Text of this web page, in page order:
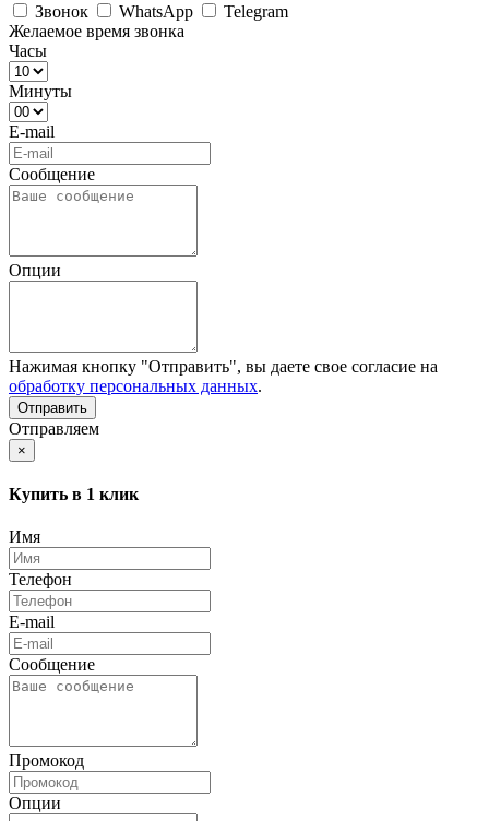
Звонок
WhatsApp
Telegram
Желаемое время звонка
Часы
Минуты
E-mail
Сообщение
Опции
Нажимая кнопку "Отправить", вы даете свое согласие на
обработку персональных данных.
Отправляем
×
Купить в 1 клик
Имя
Телефон
E-mail
Сообщение
Промокод
Опции